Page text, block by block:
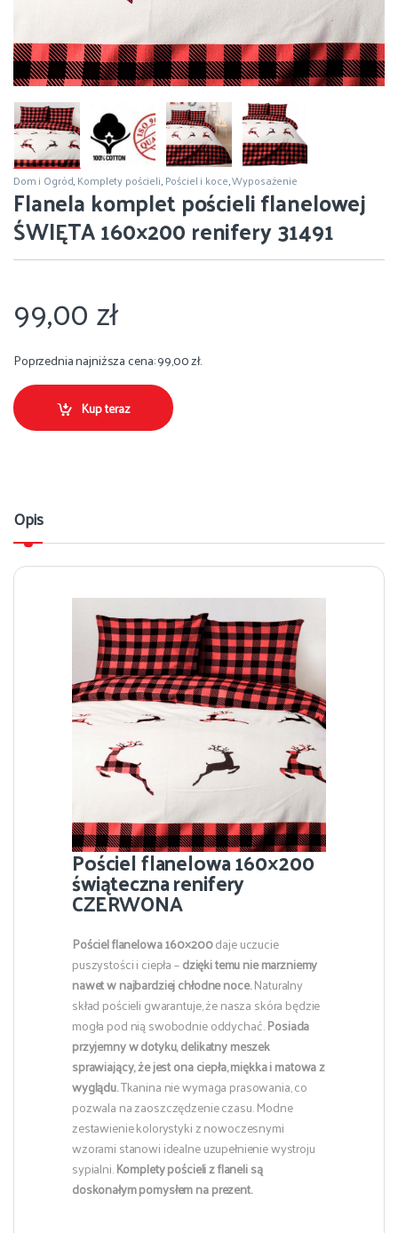
Dom i Ogród,Komplety pościeli,Pościel i koce,Wyposażenie
Flanela komplet pościeli flanelowej
ŚWIĘTA 160×200 renifery 31491
99,00zł
Poprzednia najniższa cena:99,00zł.
Kup teraz
Opis
Pościel flanelowa 160×200
świąteczna renifery
CZERWONA
Pościel flanelowa 160×200daje uczucie
puszystości i ciepła –dzięki temunie marzniemy
nawet w najbardziej chłodne noce.Naturalny
skład pościeli gwarantuje, że nasza skóra będzie
mogła pod nią swobodnie oddychać.Posiada
przyjemny w dotyku, delikatny meszek
sprawiający, że jest ona ciepła, miękka i matowa z
wyglądu.Tkanina nie wymaga prasowania, co
pozwala na zaoszczędzenie czasu. Modne
zestawienie kolorystyki z nowoczesnymi
wzorami stanowi idealne uzupełnienie wystroju
sypialni.Komplety pościeli z flaneli są
doskonałym pomysłem na prezent.